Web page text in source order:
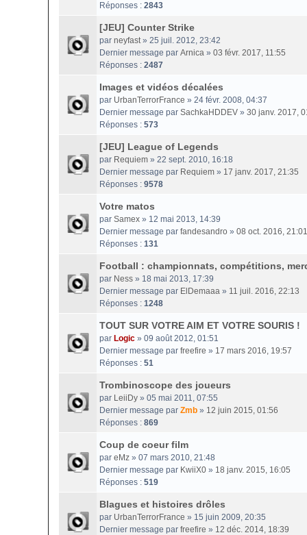
Réponses : 2843
[JEU] Counter Strike
par neyfast» 25 juil. 2012, 23:42
Dernier message par Arnica » 03 févr. 2017, 11:55
Réponses : 2487
Images et vidéos décalées
par UrbanTerrorFrance » 24 févr. 2008, 04:37
Dernier message par SachkaHDDEV » 30 janv. 2017,
Réponses : 573
[JEU] League of Legends
par Requiem » 22 sept. 2010, 16:18
Dernier message par Requiem » 17 janv. 2017, 21:35
Réponses : 9578
Votre matos
par Samex » 12 mai 2013, 14:39
Dernier message par fandesandro » 08 oct. 2016, 21:01
Réponses : 131
Football : championnats, compétitions,
par Ness » 18 mai 2013, 17:39
Dernier message par ElDemaaa » 11 juil. 2016, 22:13
Réponses : 1248
TOUT SUR VOTRE AIM ET VOTRE SOURIS !
par Logic » 09 août 2012, 01:51
Dernier message par freefire » 17 mars 2016, 19:57
Réponses : 51
Trombinoscope des joueurs
par LeiiDy » 05 mai 2011, 07:55
Dernier message par Zmb » 12 juin 2015, 01:56
Réponses : 869
Coup de coeur film
par eMz » 07 mars 2010, 21:48
Dernier message par KwiiX0 » 18 janv. 2015, 16:05
Réponses : 519
Blagues et histoires drôles
par UrbanTerrorFrance » 15 juin 2009, 20:35
Dernier message par freefire » 12 déc. 2014, 18:39